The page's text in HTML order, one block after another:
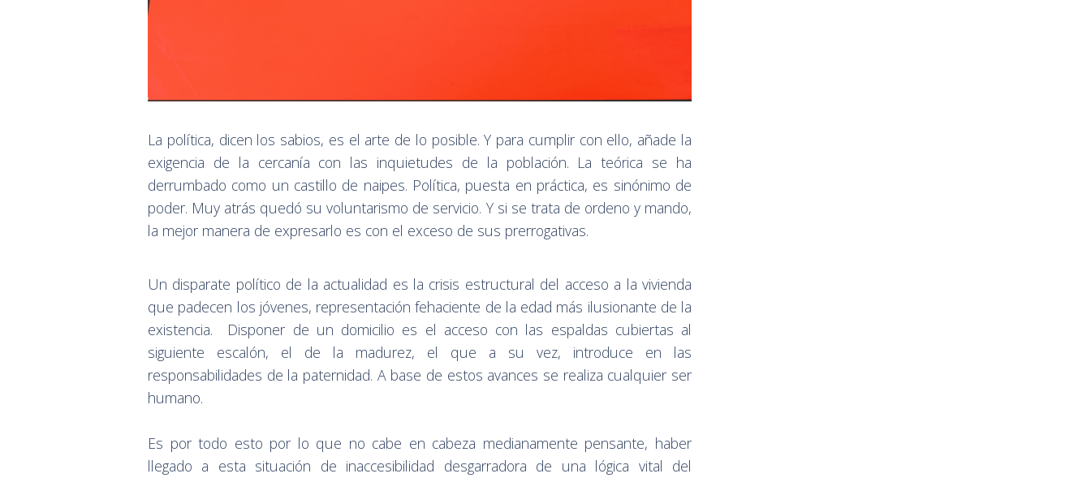
La política, dicen los sabios, es el arte de lo posible. Y para cumplir con ello, añade la
exigencia de la cercanía con las inquietudes de la población. La teórica se ha
derrumbado como un castillo de naipes. Política, puesta en práctica, es sinónimo de
poder. Muy atrás quedó su voluntarismo de servicio. Y si se trata de ordeno y mando,
la mejor manera de expresarlo es con el exceso de sus prerrogativas.
Un disparate político de la actualidad es la crisis estructural del acceso a la vivienda
que padecen los jóvenes, representación fehaciente de la edad más ilusionante de la
existencia. Disponer de un domicilio es el acceso con las espaldas cubiertas al
siguiente escalón, el de la madurez, el que a su vez, introduce en las
responsabilidades de la paternidad. A base de estos avances se realiza cualquier ser
humano.
Es por todo esto por lo que no cabe en cabeza medianamente pensante, haber
llegado a esta situación de inaccesibilidad desgarradora de una lógica vital del